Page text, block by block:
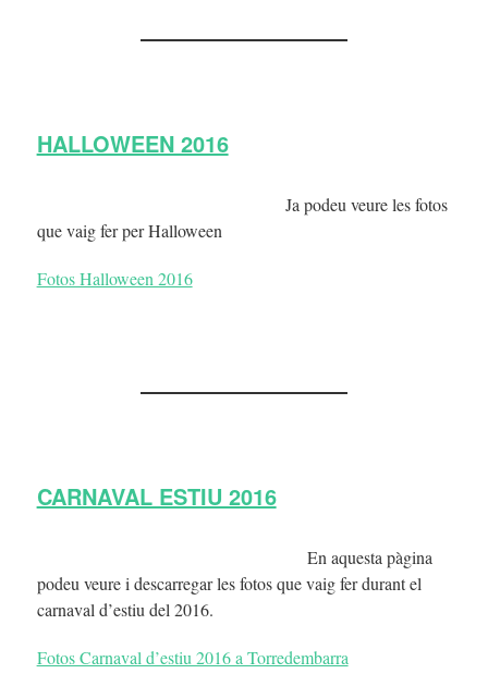
HALLOWEEN 2016
Ja podeu veure les fotos
que vaig fer per Halloween
Fotos Halloween 2016
CARNAVAL ESTIU 2016
En aquesta pàgina
podeu veure i descarregar les fotos que vaig fer durant el
carnaval d’estiu del 2016.
Fotos Carnaval d’estiu 2016 a Torredembarra